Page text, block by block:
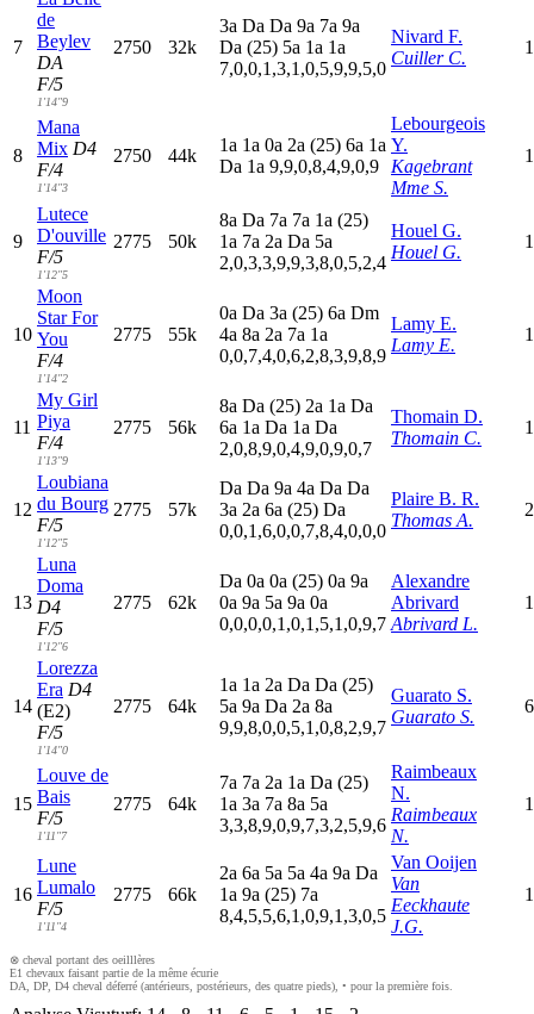
7
de
Beylev
DA
F/5
1'14"9
2750 32k
3a Da Da 9a 7a 9a
Da (25) 5a 1a 1a
7,0,0,1,3,1,0,5,9,9,5,0
Nivard F.
Cuiller C.
8
Mana
Mix D4
F/4
1'14"3
2750 44k
1a 1a 0a 2a (25) 6a 1a
Da 1a 9,9,0,8,4,9,0,9
Lebourgeois
Y.
Kagebrant
Mme S.
9
Lutece
D'ouville
F/5
1'12"5
2775 50k
8a Da 7a 7a 1a (25)
1a 7a 2a Da 5a
2,0,3,3,9,9,3,8,0,5,2,4
Houel G.
Houel G.
10
Moon
Star For
You
F/4
1'14"2
2775 55k
0a Da 3a (25) 6a Dm
4a 8a 2a 7a 1a
0,0,7,4,0,6,2,8,3,9,8,9
Lamy E.
Lamy E.
11
My Girl
Piya
F/4
1'13"9
2775 56k
8a Da (25) 2a 1a Da
6a 1a Da 1a Da
2,0,8,9,0,4,9,0,9,0,7
Thomain D.
Thomain C.
12
Loubiana
du Bourg
F/5
1'12"5
2775 57k
Da Da 9a 4a Da Da
3a 2a 6a (25) Da
0,0,1,6,0,0,7,8,4,0,0,0
Plaire B. R.
Thomas A.
13
Luna
Doma
D4
F/5
1'12"6
2775 62k
Da 0a 0a (25) 0a 9a
0a 9a 5a 9a 0a
0,0,0,0,1,0,1,5,1,0,9,7
Alexandre
Abrivard
Abrivard L.
14
Lorezza
Era D4
(E2)
F/5
1'14"0
2775 64k
1a 1a 2a Da Da (25)
5a 9a Da 2a 8a
9,9,8,0,0,5,1,0,8,2,9,7
Guarato S.
Guarato S.
15
Louve de
Bais
F/5
1'11"7
2775 64k
7a 7a 2a 1a Da (25)
1a 3a 7a 8a 5a
3,3,8,9,0,9,7,3,2,5,9,6
Raimbeaux
N.
Raimbeaux
N.
16
Lune
Lumalo
F/5
1'11"4
2775 66k
2a 6a 5a 5a 4a 9a Da
1a 9a (25) 7a
8,4,5,5,6,1,0,9,1,3,0,5
Van Ooijen
Van
Eeckhaute
J.G.
⊗ cheval portant des oeilllères
E1 chevaux faisant partie de la même écurie
DA, DP, D4 cheval déferré (antérieurs, postérieurs, des quatre pieds), • pour la première fois.